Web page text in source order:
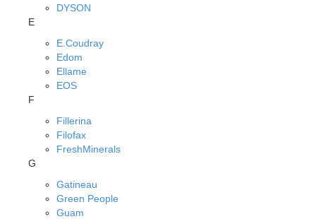
DYSON
E
E.Coudray
Edom
Ellame
EOS
F
Fillerina
Filofax
FreshMinerals
G
Gatineau
Green People
Guam